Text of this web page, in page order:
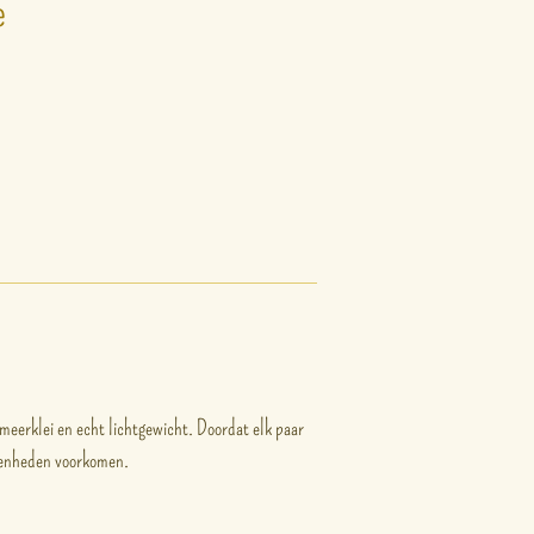
en echt lichtgewicht. Doordat elk paar
voorkomen.